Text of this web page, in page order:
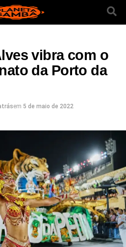
vibra com o
da Porto da
em 5 de maio de 2022